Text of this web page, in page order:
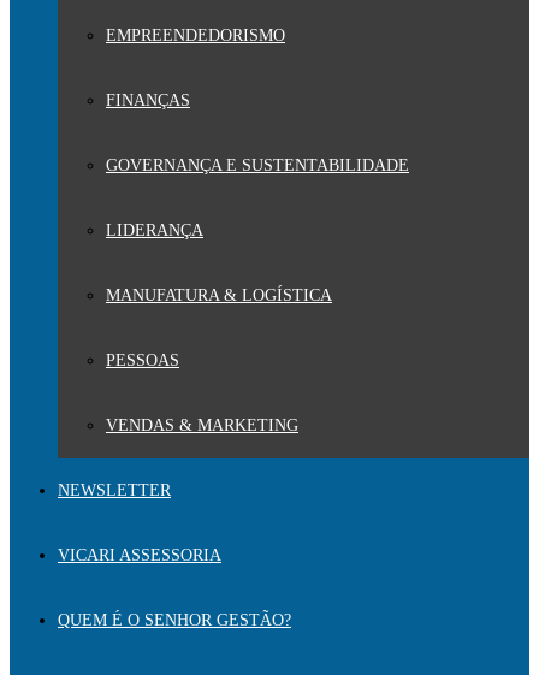
EMPREENDEDORISMO
FINANÇAS
GOVERNANÇA E SUSTENTABILIDADE
LIDERANÇA
MANUFATURA & LOGÍSTICA
PESSOAS
VENDAS & MARKETING
NEWSLETTER
VICARI ASSESSORIA
QUEM É O SENHOR GESTÃO?